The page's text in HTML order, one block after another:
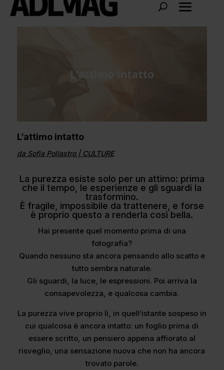
L’attimo intatto
da Sofia Pollastro| CULTURE
La purezza esiste solo per un attimo: prima
che il tempo, le esperienze e gli sguardi la
trasformino.
È fragile, impossibile da trattenere, e forse
è proprio questo a renderla così bella.
Hai presente quel momento prima di una
fotografia?
Quando nessuno sta ancora pensando allo scatto e
tutto sembra naturale.
Gli sguardi, la luce, le espressioni. Poi arriva la
consapevolezza, e qualcosa cambia.
La purezza vive proprio lì, in quell’istante sospeso in
cui qualcosa è ancora intatto: un foglio prima di
essere scritto, un pensiero appena affiorato al
risveglio, una sensazione nuova che non ha ancora
trovato parole.